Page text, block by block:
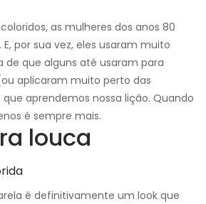
as mulheres dos anos 80
por sua vez, eles usaram muito
de que alguns até usaram para
aplicaram muito perto das
aprendemos nossa lição. Quando
é sempre mais.
louca
é definitivamente um look que